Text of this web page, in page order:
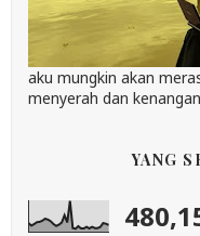
aku mungkin akan
menyerah dan
YANG